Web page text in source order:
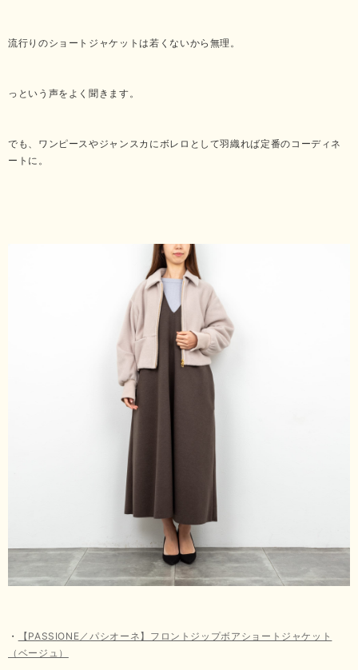
流行りのショートジャケットは若くないから無理。
っという声をよく聞きます。
でも、ワンピースやジャンスカにボレロとして羽織れば定番のコーディネ
ートに。
・
【PASSIONE／パシオーネ】フロントジップボアショートジャケット
（ベージュ）